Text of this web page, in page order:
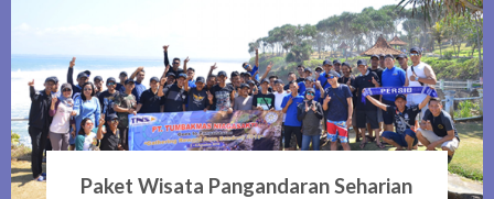
Paket Wisata Pangandaran Seharian